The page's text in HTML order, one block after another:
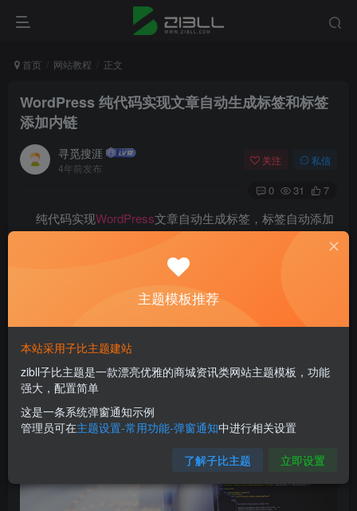
首页 网站教程 正文
WordPress 纯代码实现文章自动生成标签和标签
添加内链
寻觅搜涯
4年前发布
关注 私信
0 31 7
纯代码实现WordPress文章自动生成标签，标签自动添加
内链，比插件 WP Keyword Link 和 Ad Inserter好用多了，每
次写文章时都是自己整理的标签并手动添加，哪怕是已经存
在的标签。对于已存在的标签最好是能够自动添加标签了，
内链功能，这对于网站优化，用户体验是很友好的。这个方
法免费实现WordPress站点自动为文章添加Tag标签，并自动
为这些标签添加链接变成内连接的方法。
主题模板推荐
本站采用子比主题建站
zibll子比主题是一款漂亮优雅的商城资讯类网站主题模板，功能
强大，配置简单
这是一条系统弹窗通知示例
管理员可在主题设置-常用功能-弹窗通知中进行相关设置
了解子比主题 立即设置